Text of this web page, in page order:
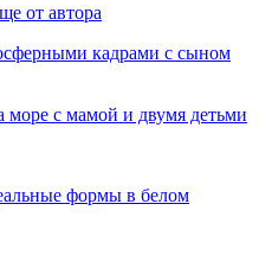
от автора
кадрами с сыном
море с мамой и двумя детьми
формы в белом